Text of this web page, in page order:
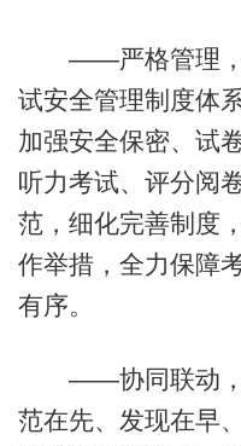
——严格管理，
试安全管理制度体
加强安全保密、试
听力考试、评分阅
范，细化完善制度
作举措，全力保障
有序。
——协同联动，
范在先、发现在早